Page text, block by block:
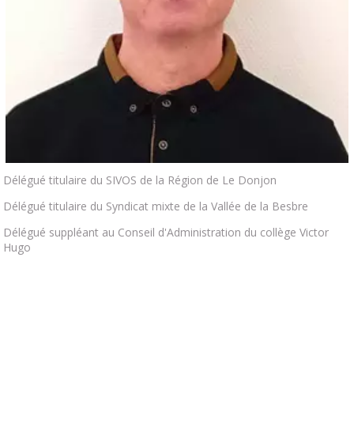
Délégué titulaire du SIVOS de la Région de Le Donjon
Délégué titulaire du Syndicat mixte de la Vallée de la Besbre
Délégué suppléant au Conseil d'Administration du collège Victor
Hugo